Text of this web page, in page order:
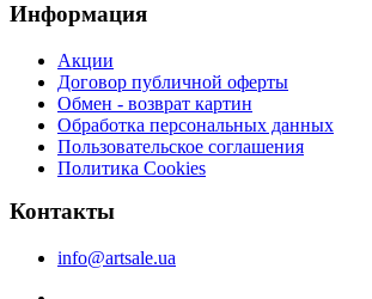
Информация
Акции
Договор публичной оферты
Обмен - возврат картин
Обработка персональных данных
Пользовательское соглашения
Политика Cookies
Контакты
info@artsale.ua